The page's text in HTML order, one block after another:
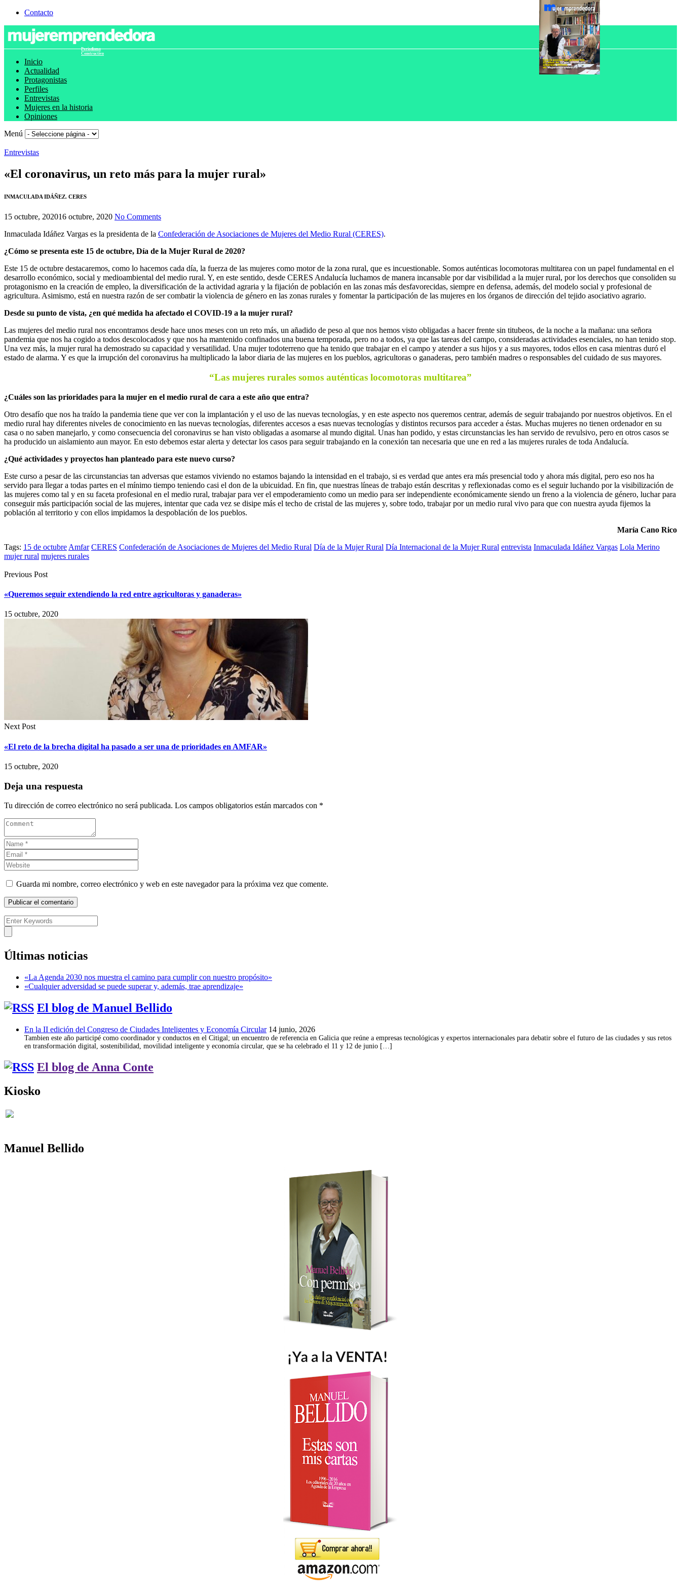
Contacto
Inicio
Actualidad
Protagonistas
Perfiles
Entrevistas
Mujeres en la historia
Opiniones
Menú
Entrevistas
«El coronavirus, un reto más para la mujer rural»
INMACULADA IDÁÑEZ. CERES
15 octubre, 202016 octubre, 2020 No Comments
Inmaculada Idáñez Vargas es la presidenta de la Confederación de Asociaciones de Mujeres del Medio Rural (CERES).
¿Cómo se presenta este 15 de octubre, Día de la Mujer Rural de 2020?
Este 15 de octubre destacaremos, como lo hacemos cada día, la fuerza de las mujeres como motor de la zona rural, que es incuestionable. Somos auténticas locomotoras multitarea con un papel fundamental en el
desarrollo económico, social y medioambiental del medio rural. Y, en este sentido, desde CERES Andalucía luchamos de manera incansable por dar visibilidad a la mujer rural, por los derechos que consoliden su
protagonismo en la creación de empleo, la diversificación de la actividad agraria y la fijación de población en las zonas más desfavorecidas, siempre en defensa, además, del modelo social y profesional de
agricultura. Asimismo, está en nuestra razón de ser combatir la violencia de género en las zonas rurales y fomentar la participación de las mujeres en los órganos de dirección del tejido asociativo agrario.
Desde su punto de vista, ¿en qué medida ha afectado el COVID-19 a la mujer rural?
Las mujeres del medio rural nos encontramos desde hace unos meses con un reto más, un añadido de peso al que nos hemos visto obligadas a hacer frente sin titubeos, de la noche a la mañana: una señora
pandemia que nos ha cogido a todos descolocados y que nos ha mantenido confinados una buena temporada, pero no a todos, ya que las tareas del campo, consideradas actividades esenciales, no han tenido stop.
Una vez más, la mujer rural ha demostrado su capacidad y versatilidad. Una mujer todoterreno que ha tenido que trabajar en el campo y atender a sus hijos y a sus mayores, todos ellos en casa mientras duró el
estado de alarma. Y es que la irrupción del coronavirus ha multiplicado la labor diaria de las mujeres en los pueblos, agricultoras o ganaderas, pero también madres o responsables del cuidado de sus mayores.
“Las mujeres rurales somos auténticas locomotoras multitarea”
¿Cuáles son las prioridades para la mujer en el medio rural de cara a este año que entra?
Otro desafío que nos ha traído la pandemia tiene que ver con la implantación y el uso de las nuevas tecnologías, y en este aspecto nos queremos centrar, además de seguir trabajando por nuestros objetivos. En el
medio rural hay diferentes niveles de conocimiento en las nuevas tecnologías, diferentes accesos a esas nuevas tecnologías y distintos recursos para acceder a éstas. Muchas mujeres no tienen ordenador en su
casa o no saben manejarlo, y como consecuencia del coronavirus se han visto obligadas a asomarse al mundo digital. Unas han podido, y estas circunstancias les han servido de revulsivo, pero en otros casos se
ha producido un aislamiento aun mayor. En esto debemos estar alerta y detectar los casos para seguir trabajando en la conexión tan necesaria que une en red a las mujeres rurales de toda Andalucía.
¿Qué actividades y proyectos han planteado para este nuevo curso?
Este curso a pesar de las circunstancias tan adversas que estamos viviendo no estamos bajando la intensidad en el trabajo, si es verdad que antes era más presencial todo y ahora más digital, pero eso nos ha
servido para llegar a todas partes en el mínimo tiempo teniendo casi el don de la ubicuidad. En fin, que nuestras líneas de trabajo están descritas y reflexionadas como es el seguir luchando por la visibilización de
las mujeres como tal y en su faceta profesional en el medio rural, trabajar para ver el empoderamiento como un medio para ser independiente económicamente siendo un freno a la violencia de género, luchar para
conseguir más participación social de las mujeres, intentar que cada vez se disipe más el techo de cristal de las mujeres y, sobre todo, trabajar por un medio rural vivo para que con nuestra ayuda fijemos la
población al territorio y con ellos impidamos la despoblación de los pueblos.
María Cano Rico
Tags: 15 de octubre Amfar CERES Confederación de Asociaciones de Mujeres del Medio Rural Día de la Mujer Rural Día Internacional de la Mujer Rural entrevista Inmaculada Idáñez Vargas Lola Merino
mujer rural mujeres rurales
Previous Post
«Queremos seguir extendiendo la red entre agricultoras y ganaderas»
15 octubre, 2020
Next Post
«El reto de la brecha digital ha pasado a ser una de prioridades en AMFAR»
15 octubre, 2020
Deja una respuesta
Tu dirección de correo electrónico no será publicada. Los campos obligatorios están marcados con *
Guarda mi nombre, correo electrónico y web en este navegador para la próxima vez que comente.
Últimas noticias
«La Agenda 2030 nos muestra el camino para cumplir con nuestro propósito»
«Cualquier adversidad se puede superar y, además, trae aprendizaje»
El blog de Manuel Bellido
En la II edición del Congreso de Ciudades Inteligentes y Economía Circular 14 junio, 2026
Tambien este año participé como coordinador y conductos en el Citigal; un encuentro de referencia en Galicia que reúne a empresas tecnológicas y expertos internacionales para debatir sobre el futuro de las ciudades y sus retos
en transformación digital, sostenibilidad, movilidad inteligente y economía circular, que se ha celebrado el 11 y 12 de junio […]
El blog de Anna Conte
Kiosko
Manuel Bellido
Periodismo
Constructivo